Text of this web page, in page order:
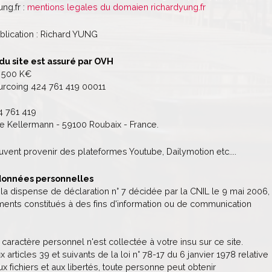
: mentions legales du domaien richardyung.fr
: Richard YUNG
site est assuré par OVH
500 K€
424 761 419 00011
761 419
Kellermann - 59100 Roubaix - France.
provenir des plateformes Youtube, Dailymotion etc....
personnelles
dispense de déclaration n° 7 décidée par la CNIL le 9 mai 2006,
constitués à des fins d'information ou de communication
personnel n'est collectée à votre insu sur ce site.
articles 39 et suivants de la loi n° 78-17 du 6 janvier 1978 relative
fichiers et aux libertés, toute personne peut obtenir